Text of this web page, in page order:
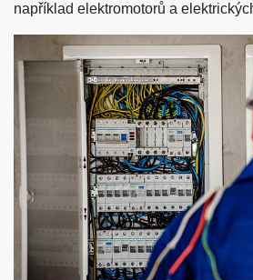
například elektromotorů a